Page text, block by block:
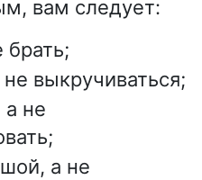
вам следует:
брать;
выкручиваться;
а не
а не